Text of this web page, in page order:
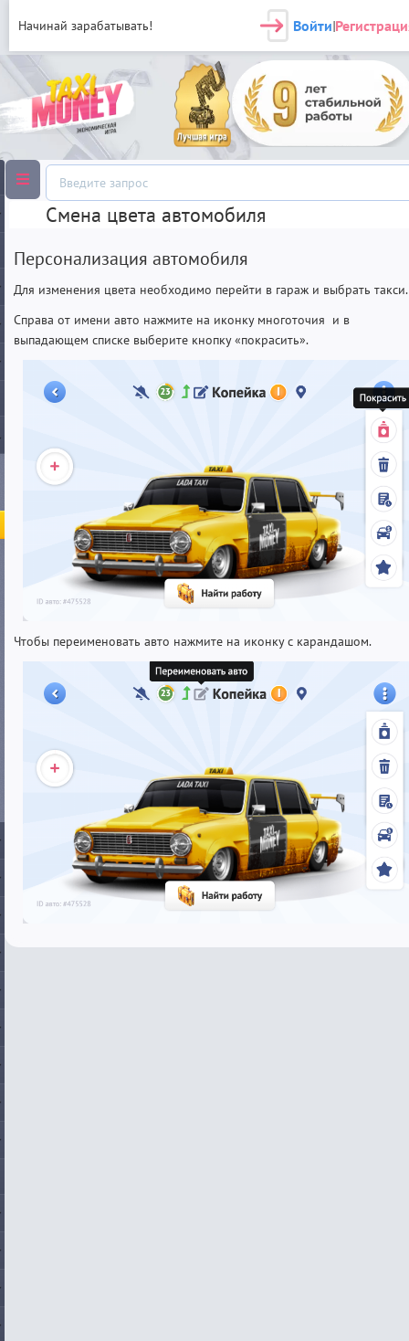
Начинай зарабатывать! Войти|
Смена цвета автомобиля
Персонализация автомобиля
Для изменения цвета необходимо перейти в гараж и выбрать такси.
Справа от имени авто нажмите на иконку многоточия и в
выпадающем списке выберите кнопку «покрасить».
Чтобы переименовать авто нажмите на иконку с карандашом.